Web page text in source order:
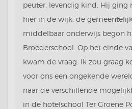
peuter, levendig kind. Hij ging
hier in de wijk, de
middelbaar onderwijs begon
Broederschool. Op het einde
kwam de vraag: ik zou graag
voor ons een ongekende
naar de verschillende
in de hotelschool Ter Groene